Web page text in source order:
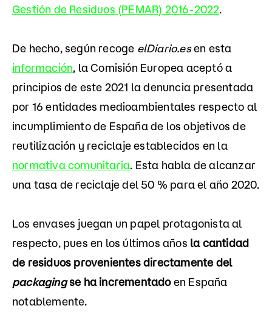
Gestión de Residuos (PEMAR) 2016-2022.
De hecho, según recoge elDiario.esen esta
información, la Comisión Europea aceptó a
principios de este 2021 la denuncia presentada
por 16 entidades medioambientales respecto al
incumplimiento de España de los objetivos de
reutilización y reciclaje establecidos en la
normativa comunitaria. Esta habla de alcanzar
una tasa de reciclaje del 50 % para el año 2020.
Los envases juegan un papel protagonista al
respecto, pues en los últimos años la cantidad
de residuos provenientes directamente del
packagingse ha incrementadoen España
notablemente.